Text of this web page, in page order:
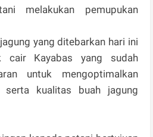
melakukan pemupukan
yang ditebarkan hari ini
cair Kayabas yang sudah
untuk mengoptimalkan
serta kualitas buah jagung